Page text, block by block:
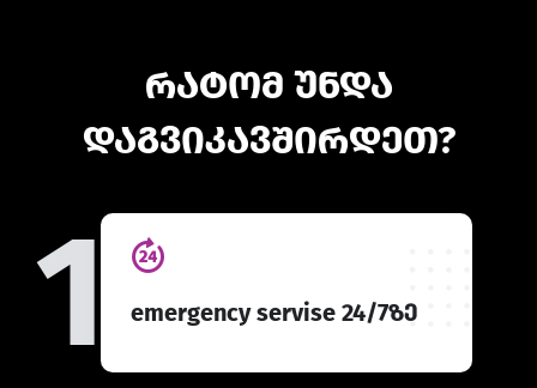
რატომ უნდა
დაგვიკავშირდეთ?
1 emergency servise 24/7ზე